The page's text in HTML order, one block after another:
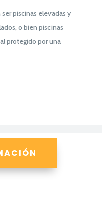
piscinas elevadas y
o bien piscinas
protegido por una